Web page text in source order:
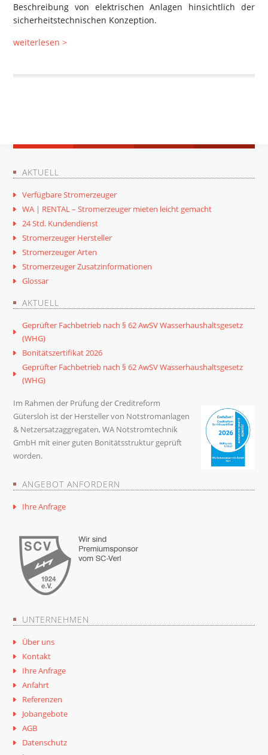
Beschreibung von elektrischen Anlagen hinsichtlich der
sicherheitstechnischen Konzeption.
weiterlesen >
AKTUELL
Verfügbare Stromerzeuger
WA | RENTAL – Stromerzeuger mieten leicht gemacht
24 Std. Kundendienst
Stromerzeuger Hersteller
Stromerzeuger Arten
Stromerzeuger Zusatzinformationen
Glossar
AKTUELL
Geprüfter Fachbetrieb nach § 62 AwSV Wasserhaushaltsgesetz
(WHG)
Bonitätszertifikat 2026
Geprüfter Fachbetrieb nach § 62 AwSV Wasserhaushaltsgesetz
(WHG)
Im Rahmen der Prüfung der Creditreform
Gütersloh ist der Hersteller von Notstromanlagen
& Netzersatzaggregaten, WA Notstromtechnik
GmbH mit einer guten Bonitätsstruktur geprüft
worden.
ANGEBOT ANFORDERN
Ihre Anfrage
UNTERNEHMEN
Über uns
Kontakt
Ihre Anfrage
Anfahrt
Referenzen
Jobangebote
AGB
Datenschutz